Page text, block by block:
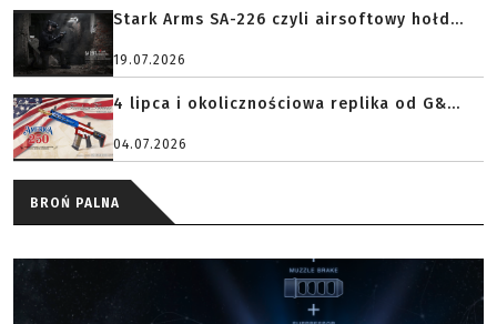
Stark Arms SA-226 czyli airsoftowy hołd...
19.07.2026
4 lipca i okolicznościowa replika od G&...
04.07.2026
BROŃ PALNA